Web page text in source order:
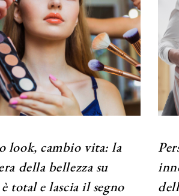
look, cambio vita: la
della bellezza su
total e lascia il segno